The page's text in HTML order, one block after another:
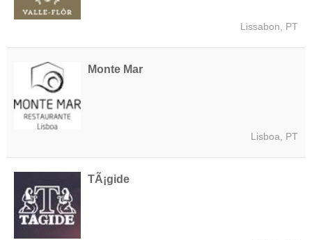
Lissabon, PT
Monte Mar
Lisboa, PT
TÃ¡gide